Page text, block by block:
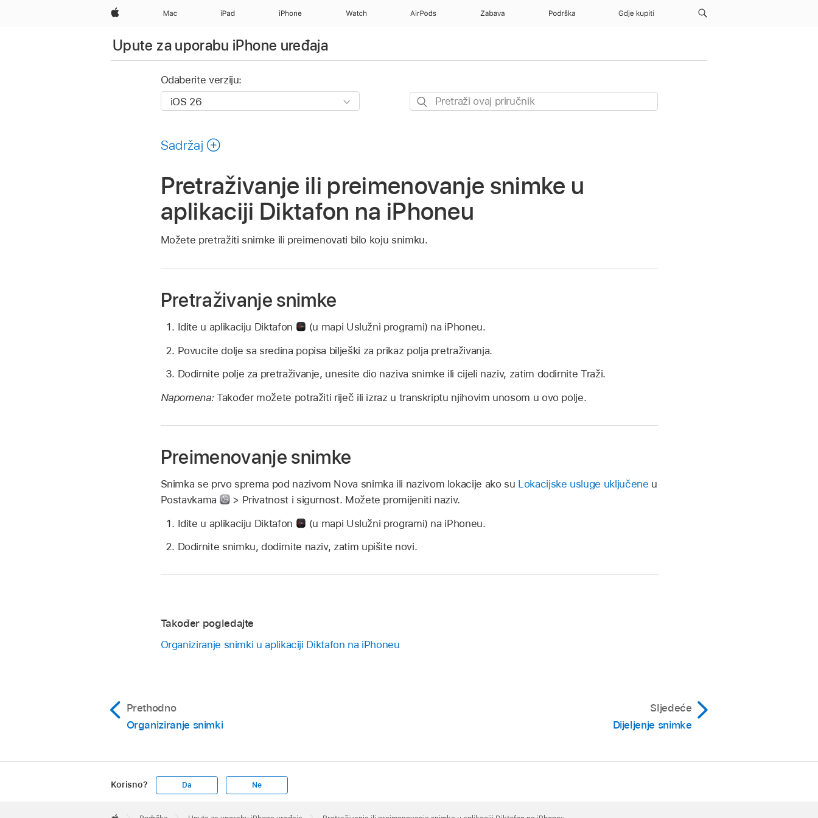
Apple Mac iPad iPhone Watch AirPods Zabava Podrška Gdje kupiti
Upute za uporabu iPhone uređaja
Odaberite verziju:
Pretraži
Sadržaj
Pretraživanje ili preimenovanje snimke u
aplikaciji Diktafon na iPhoneu
Možete pretražiti snimke ili preimenovati bilo koju snimku.
Pretraživanje snimke
Idite u aplikaciju Diktafon
(u mapi Uslužni programi) na iPhoneu.
Povucite dolje sa sredina popisa bilješki za prikaz polja pretraživanja.
Dodirnite polje za pretraživanje, unesite dio naziva snimke ili cijeli naziv, zatim dodirnite Traži.
Napomena: Također možete potražiti riječ ili izraz u transkriptu njihovim unosom u ovo polje.
Preimenovanje snimke
Snimka se prvo sprema pod nazivom Nova snimka ili nazivom lokacije ako su Lokacijske usluge uključene u
Postavkama
> Privatnost i sigurnost. Možete promijeniti naziv.
Idite u aplikaciju Diktafon
(u mapi Uslužni programi) na iPhoneu.
Dodirnite snimku, dodirnite naziv, zatim upišite novi.
Također pogledajte
Organiziranje snimki u aplikaciji Diktafon na iPhoneu
Prethodno
Organiziranje snimki
Sljedeće
Dijeljenje snimke
Korisno? Da Ne
Footer